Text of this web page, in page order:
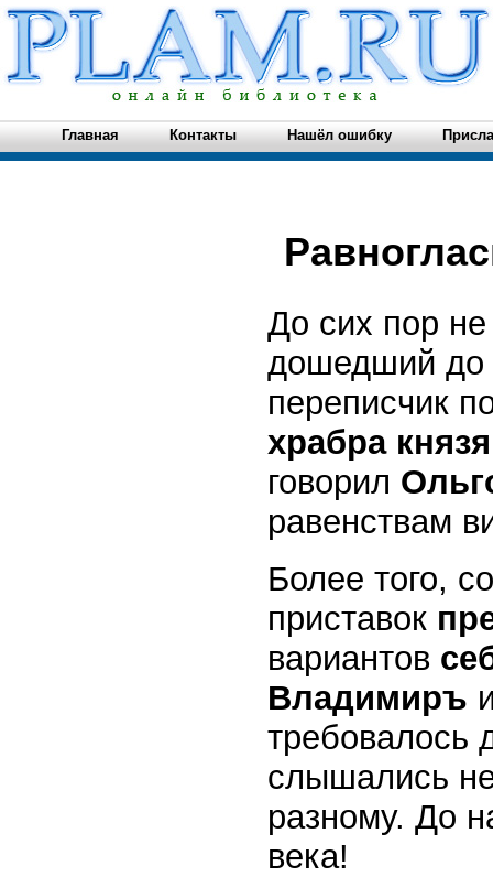
Главная Контакты Нашёл ошибку
До сих пор не
дошедший до
переписчик
храбра князя
говорил
равенствам
Более того,
приставок
вариантов
Владимиръ
требовалось
слышались
разному. До
века!